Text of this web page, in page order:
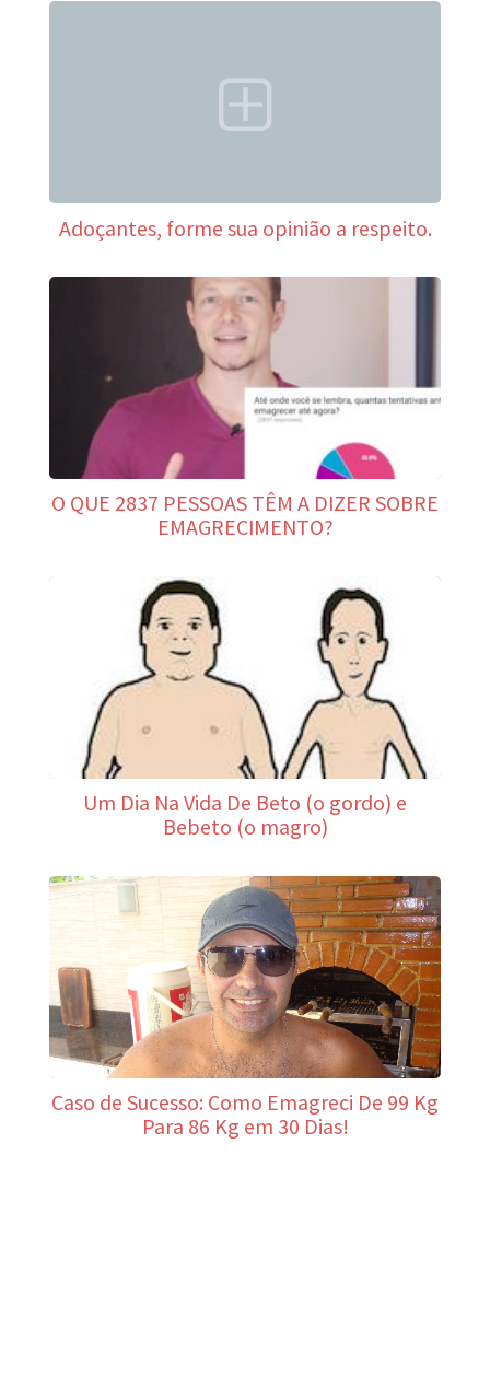
Adoçantes, forme sua opinião a respeito.
O QUE 2837 PESSOAS TÊM A DIZER SOBRE
EMAGRECIMENTO?
Um Dia Na Vida De Beto (o gordo) e
Bebeto (o magro)
Caso de Sucesso: Como Emagreci De 99 Kg
Para 86 Kg em 30 Dias!